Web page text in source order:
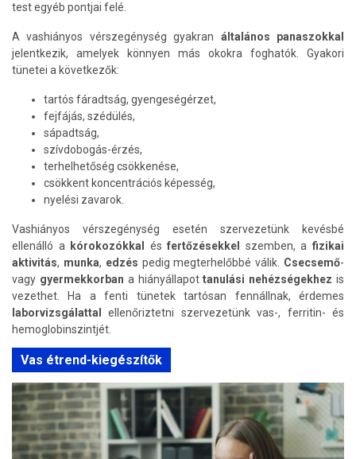
test egyéb pontjai felé.
A vashiányos vérszegénység gyakran általános panaszokkal
jelentkezik, amelyek könnyen más okokra foghatók. Gyakori
tünetei a következők:
tartós fáradtság, gyengeségérzet,
fejfájás, szédülés,
sápadtság,
szívdobogás-érzés,
terhelhetőség csökkenése,
csökkent koncentrációs képesség,
nyelési zavarok.
Vashiányos vérszegénység esetén szervezetünk kevésbé
ellenálló a
kórokozókkal ésfertőzésekkel szemben, afizikai
aktivitás, munka, edzés pedig megterhelőbbé válik. Csecsemő-
vagy gyermekkorban a hiányállapottanulási nehézségekhezis
vezethet. Ha a fenti tünetek tartósan fennállnak, érdemes
laborvizsgálattalellenőriztetni szervezetünk vas-, ferritin- és
hemoglobinszintjét.
Vas étrend-kiegészítők